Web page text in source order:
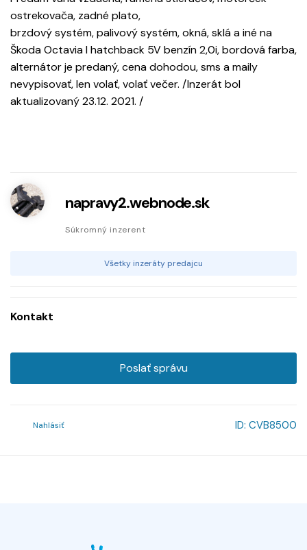
ostrekovača, zadné plato,
brzdový systém, palivový systém, okná, sklá a iné na
Škoda Octavia I hatchback 5V benzín 2,0i, bordová farba,
alternátor je predaný, cena dohodou, sms a maily
nevypisovať, len volať, volať večer. /Inzerát bol
aktualizovaný 23.12. 2021. /
napravy2.webnode.sk
Súkromný inzerent
Všetky inzeráty predajcu
Kontakt
Poslať správu
Nahlásiť ID: CVB8500